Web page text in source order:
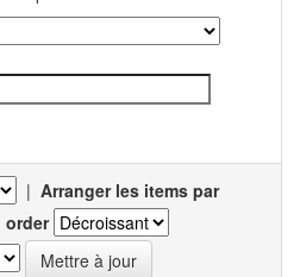
| Arranger les items par
order